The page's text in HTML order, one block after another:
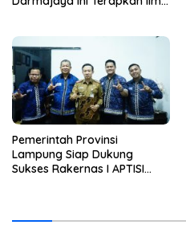
Pemerintah Provinsi
Lampung Siap Dukung
Sukses Rakernas I APTISI